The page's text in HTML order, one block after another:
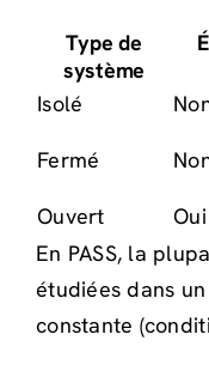
Type de
système
Isolé
Fermé
Ouvert
Oui
En PASS, la
étudiées dans
constante